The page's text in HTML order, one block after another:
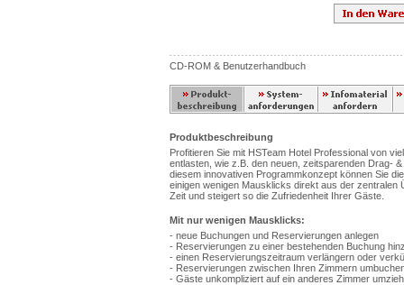
CD-ROM & Benutzerhandbuch
Produktbeschreibung
Profitieren Sie mit HSTeam Hotel Professional von
entlasten, wie z.B. den neuen, zeitsparenden Drag-
diesem innovativen Programmkonzept können Sie
einigen wenigen Mausklicks direkt aus der
Zeit und steigert so die Zufriedenheit Ihrer Gäste.
Mit nur wenigen Mausklicks:
- neue Buchungen und Reservierungen anlegen
- Reservierungen zu einer bestehenden Buchung
- einen Reservierungszeitraum verlängern oder
- Reservierungen zwischen Ihren Zimmern
- Gäste unkompliziert auf ein anderes Zimmer